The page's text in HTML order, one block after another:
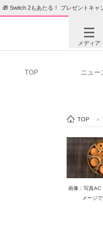
🎁 Switch 2もあたる！ プレゼントキャ
メディア
ビ
ITエ
TOP ニュー
TOP >
画像：写真AC
メージで